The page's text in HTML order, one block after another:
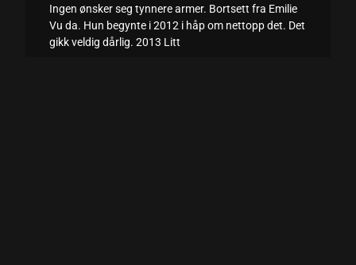
Ingen ønsker seg tynnere armer. Bortsett fra Emilie
Vu da. Hun begynte i 2012 i håp om nettopp det. Det
gikk veldig dårlig. 2013 Litt